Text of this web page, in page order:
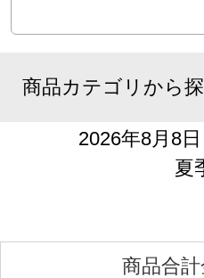
商品カテゴリから
2026年8月8
夏
商品合